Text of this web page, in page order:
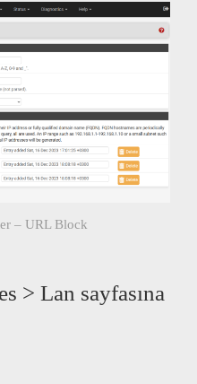
– URL Block
> Lan sayfasına